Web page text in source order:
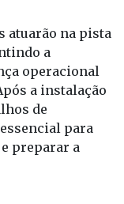
atuarão na pista
a
operacional
a instalação
de
para
preparar a